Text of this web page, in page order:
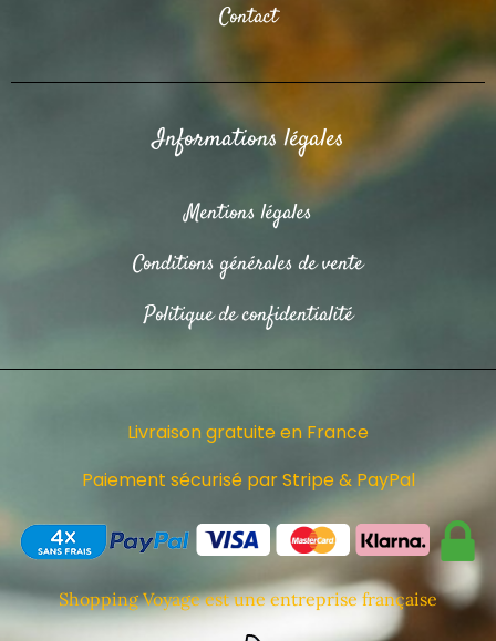
Contact
Informations légales
Mentions légales
Conditions générales de vente
Politique de confidentialité
Livraison gratuite en France
Paiement sécurisé par Stripe & PayPal
Shopping Voyage est une entreprise française